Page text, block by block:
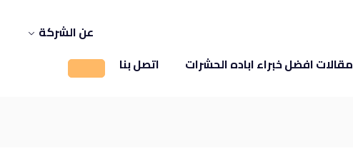
مقالات افضل خبراء اباده الحشرات
اتصل بنا
عن الشركة